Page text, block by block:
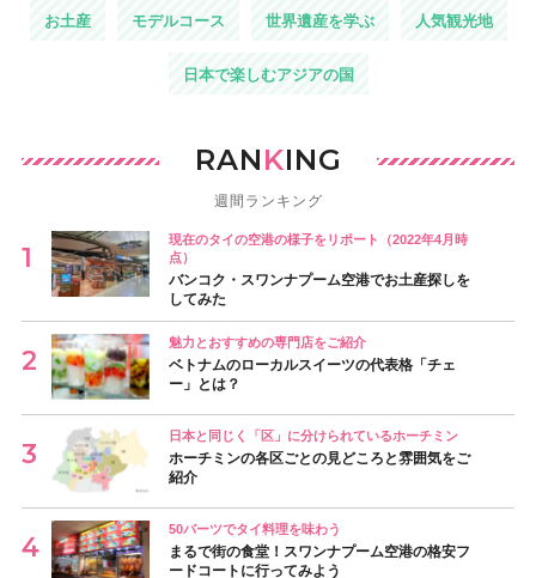
お土産 モデルコース 世界遺産を学ぶ 人気観光地
日本で楽しむアジアの国
RANKING
週間ランキング
現在のタイの空港の様子をリポート（2022年4月時
点）
バンコク・スワンナプーム空港でお土産探しを
してみた
魅力とおすすめの専門店をご紹介
ベトナムのローカルスイーツの代表格「チェ
ー」とは？
日本と同じく「区」に分けられているホーチミン
ホーチミンの各区ごとの見どころと雰囲気をご
紹介
50バーツでタイ料理を味わう
まるで街の食堂！スワンナプーム空港の格安フ
ードコートに行ってみよう